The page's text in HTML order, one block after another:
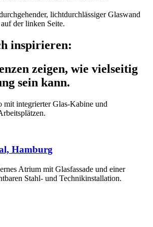
inspirieren:
zeigen, wie vielseitig
sein kann.
Hamburg